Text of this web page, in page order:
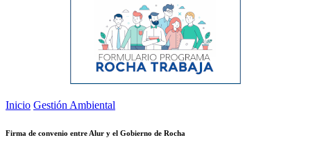
Inicio Gestión Ambiental
Firma de convenio entre Alur y el Gobierno de Rocha